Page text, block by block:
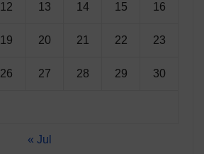
12 13 14 15 16
19 20 21 22 23
26 27 28 29 30
« Jul